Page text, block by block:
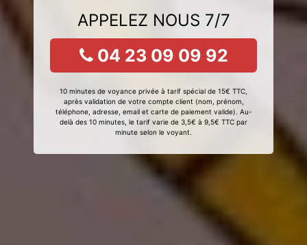
APPELEZ NOUS 7/7
04 23 09 09 92
10 minutes de voyance privée à tarif spécial de 15€ TTC,
après validation de votre compte client (nom, prénom,
téléphone, adresse, email et carte de paiement valide). Au-
delà des 10 minutes, le tarif varie de 3,5€ à 9,5€ TTC par
minute selon le voyant.